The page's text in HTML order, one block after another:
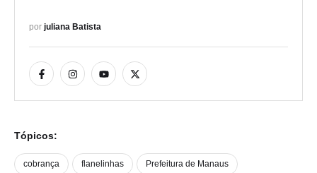
por juliana Batista
Tópicos:
cobrança flanelinhas Prefeitura de Manaus